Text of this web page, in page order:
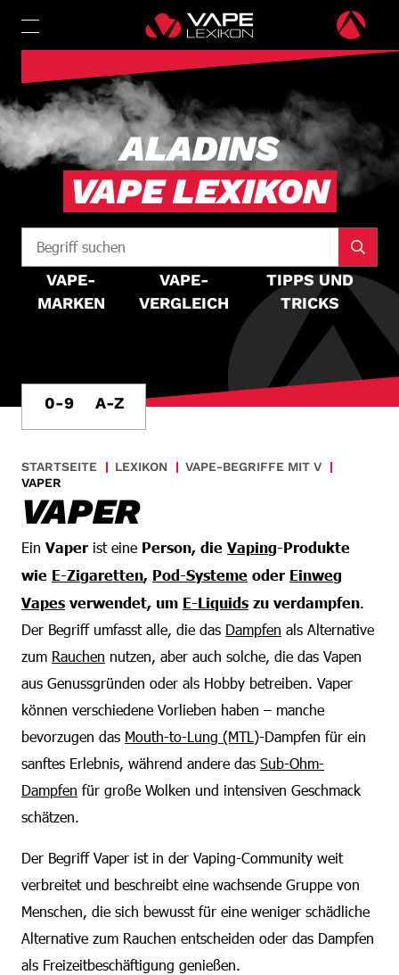
ALADINS
VAPE LEXIKON
VAPE-
MARKEN
VAPE-
VERGLEICH
TIPPS UND
TRICKS
0-9 A-Z
STARTSEITE LEXIKON
VAPE-BEGRIFFE MIT V
VAPER
VAPER
Ein Vaper ist eine Person, die Vaping-Produkte
wie E-Zigaretten, Pod-Systeme oder Einweg
Vapes verwendet, um E-Liquids zu verdampfen.
Der Begriff umfasst alle, die das Dampfen als Alternative
zum Rauchen nutzen, aber auch solche, die das Vapen
aus Genussgründen oder als Hobby betreiben. Vaper
können verschiedene Vorlieben haben – manche
bevorzugen das Mouth-to-Lung (MTL)-Dampfen für ein
sanftes Erlebnis, während andere das Sub-Ohm-
Dampfen für große Wolken und intensiven Geschmack
schätzen.
Der Begriff Vaper ist in der Vaping-Community weit
verbreitet und beschreibt eine wachsende Gruppe von
Menschen, die sich bewusst für eine weniger schädliche
Alternative zum Rauchen entscheiden oder das Dampfen
als Freizeitbeschäftigung genießen.